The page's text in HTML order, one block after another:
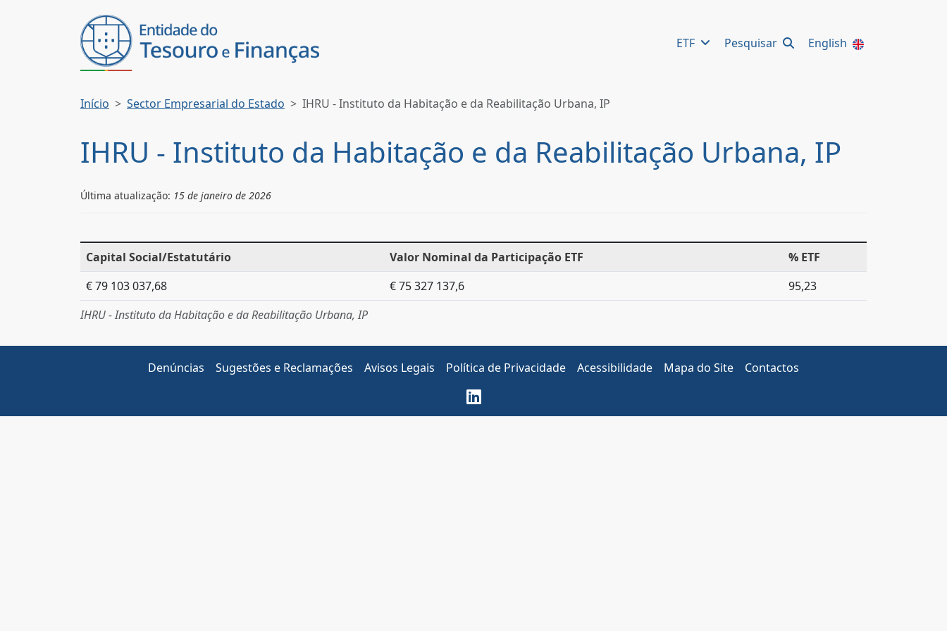
ETF Pesquisar English
Início Sector Empresarial do Estado IHRU - Instituto da Habitação e da Reabilitação Urbana, IP
IHRU - Instituto da Habitação e da Reabilitação Urbana, IP
Última atualização: 15 de janeiro de 2026
IHRU - Instituto da Habitação e da Reabilitação Urbana, IP
Capital Social/Estatutário Valor Nominal da Participação ETF
% ETF
€ 79 103 037,68
€ 75 327 137,6 95,23
Denúncias Sugestões e Reclamações Avisos Legais Política de Privacidade Acessibilidade Mapa do Site Contactos